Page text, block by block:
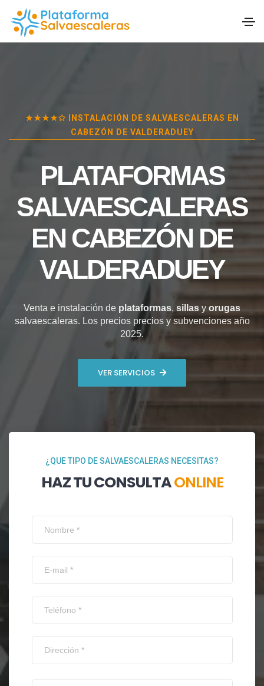
★★★★✩ INSTALACIÓN DE SALVAESCALERAS EN
CABEZÓN DE VALDERADUEY
PLATAFORMAS
SALVAESCALERAS
EN CABEZÓN DE
VALDERADUEY
Venta e instalación de plataformas, sillas y orugas
salvaescaleras. Los precios precios y subvenciones año
2025.
VER SERVICIOS
¿QUE TIPO DE SALVAESCALERAS NECESITAS?
HAZ TU CONSULTAONLINE